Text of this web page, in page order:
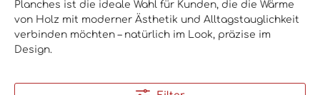
Planches ist die ideale Wahl für Kunden, die die Wärme
von Holz mit moderner Ästhetik und Alltagstauglichkeit
verbinden möchten – natürlich im Look, präzise im
Design.